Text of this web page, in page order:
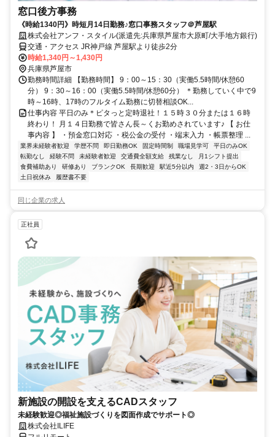
窓口後方事務
《時給1340円》時短月14日勤務♪窓口事務スタッフ＠芦屋駅
株式会社アンフ・スタイル(派遣先:兵庫県芦屋市大原町/大手地方銀行)
交通・アクセス JR神戸線 芦屋駅より徒歩2分
時給1,340円～1,430円
兵庫県芦屋市
勤務時間詳細 【勤務時間】 9：00～15：30（実働5.5時間/休憩60
分） 9：30～16：00（実働5.5時間/休憩60分） ＊勤務していく中で9
時～16時、17時のフルタイム勤務に切替相談OK...
仕事内容 平日のみ＊ピタっと定時退社！１５時３０分または１６時
終わり！ 月１４日勤務で皆さん長～くお勤めされています♪ 【 お仕
事内容 】 ・預金窓口対応 ・税公金の受付 ・端末入力 ・帳票整理 ...
業界未経験者歓迎 学歴不問 即日勤務OK 固定時間制 職場見学可
平日のみOK
転勤なし
経験不問 未経験者歓迎 交通費全額支給 残業なし
月1シフト提出
食費補助あり
研修あり ブランクOK 長期歓迎 駅近5分以内
週2・3日からOK
土日祝休み
履歴書不要
同じ企業の求人
正社員
新施設の開設を支えるCADスタッフ
未経験歓迎◎福祉施設づくりを図面作成でサポート◎
株式会社ILIFE